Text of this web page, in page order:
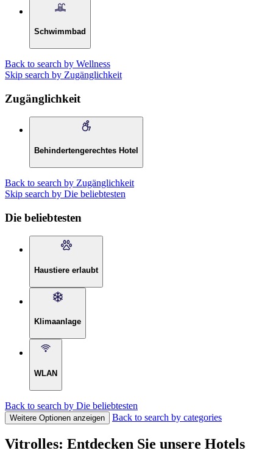
Schwimmbad
Back to search by Wellness
Skip search by Zugänglichkeit
Zugänglichkeit
Behindertengerechtes Hotel
Back to search by Zugänglichkeit
Skip search by Die beliebtesten
Die beliebtesten
Haustiere erlaubt
Klimaanlage
WLAN
Back to search by Die beliebtesten
Weitere Optionen anzeigen Back to search by categories
Vitrolles: Entdecken Sie unsere Hotels